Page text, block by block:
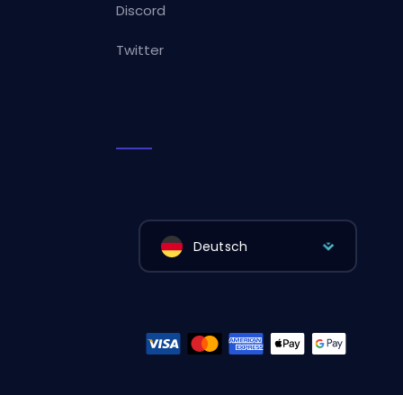
Discord
Twitter
Deutsch